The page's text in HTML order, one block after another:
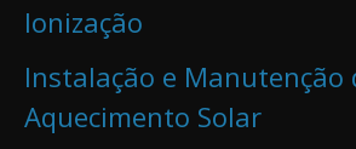
Ionização
Instalação e Manutenção
Aquecimento Solar